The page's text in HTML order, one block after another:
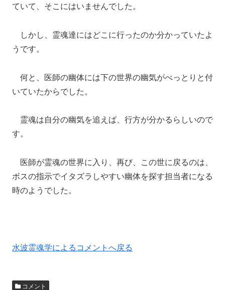
ていて、そこにはいませんでした。
しかし、霊魂達にはどこに行ったのか分かっていたよ
うです。
何と、医師の幽体には下の世界の幽気がべっとりと付
いていたからでした。
霊魂は自分の幽気を追えば、行方が分かるらしいので
す。
医師が霊魂の世界に入り、再び、この世に戻るのは、
ボスの指示でイタズラしやすい幽体を探す担当者になる
時のようでした。
水波霊魂学によるコメントへ戻る
コメント